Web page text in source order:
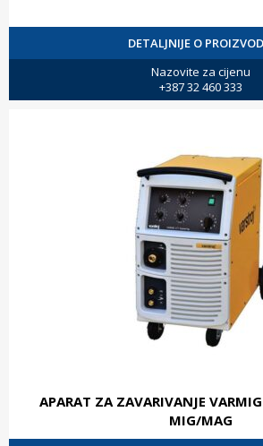
DETALJNIJE O
Nazovite za cijenu
+387 32 460 333
APARAT ZA ZAVARIVANJE
MIG/MAG